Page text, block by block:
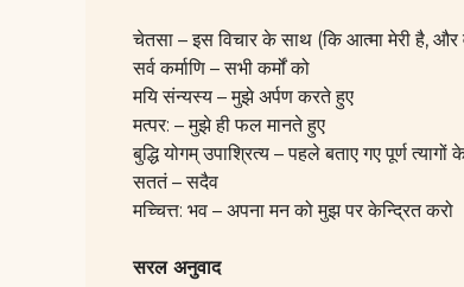
चेतसा – इस विचार के साथ (कि आत्मा मेरी है, और
सर्व कर्माणि – सभी कर्मों को
मयि संन्यस्य – मुझे अर्पण करते हुए
मत्पर: – मुझे ही फल मानते हुए
बुद्धि योगम् उपाश्रित्य – पहले बताए गए पूर्ण त्यागों
सततं – सदैव
मच्चित्त: भव – अपना मन को मुझ पर केन्द्रित करो
सरल अनुवाद